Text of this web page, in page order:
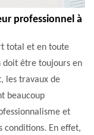
professionnel à
total et en toute
être toujours en
les travaux de
beaucoup
et
conditions. En effet,